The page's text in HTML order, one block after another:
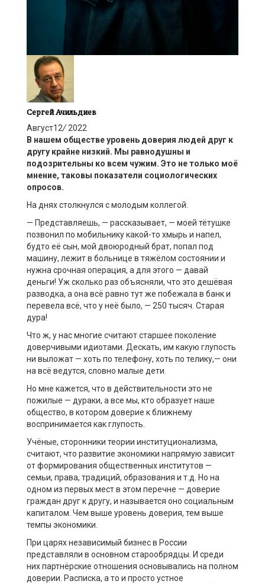
Сергей Ачильдиев
Август12/2022
В нашем обществе уровень доверия людей друг к
другу крайне низкий. Мы равнодушны и
подозрительны ко всем чужим. Это не только моё
мнение, таковы показатели социологических
опросов.
На днях столкнулся с молодым коллегой.
— Представляешь, — рассказывает, — моей тётушке
позвонил по мобильнику какой-то хмырь и напел,
будто её сын, мой двоюродный брат, попал под
машину, лежит в больнице в тяжёлом состоянии и
нужна срочная операция, а для этого — давай
деньги! Уж сколько раз объясняли, что это дешёвая
разводка, а она всё равно тут же побежала в банк и
перевела всё, что у неё было, — 250 тысяч. Старая
дура!
Что ж, у нас многие считают старшее поколение
доверчивыми идиотами. Дескать, им какую глупость
ни выложат — хоть по телефону, хоть по телику,— они
на всё ведутся, словно малые дети.
Но мне кажется, что в действительности это не
пожилые — дураки, а все мы, кто образует наше
общество, в котором доверие к ближнему
воспринимается как глупость.
Учёные, сторонники теории институционализма,
считают, что развитие экономики напрямую зависит
от формирования общественных институтов —
семьи, права, традиций, образования и т.д. Но на
одном из первых мест в этом перечне — доверие
граждан друг к другу, и называется оно социальным
капиталом. Чем выше уровень доверия, тем выше
темпы экономики.
При царях независимый бизнес в России
представляли в основном старообрядцы. И среди
них партнёрские отношения основывались на полном
доверии. Расписка, а то и просто устное